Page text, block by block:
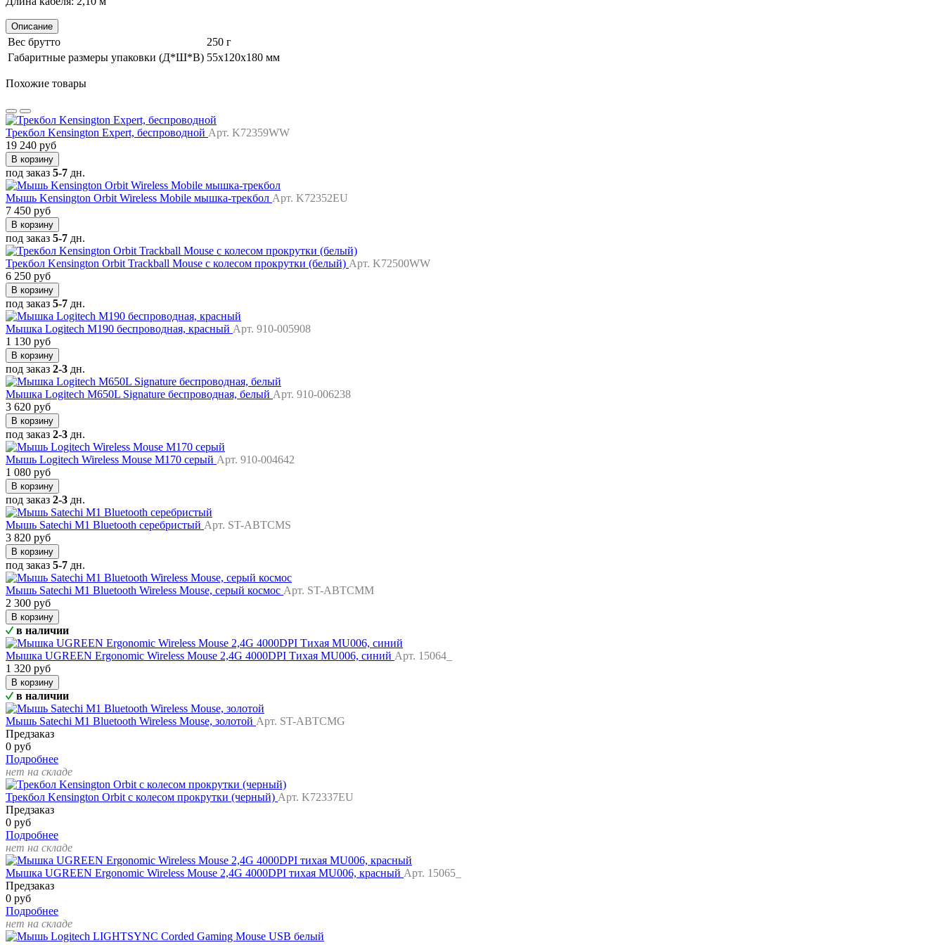
Описание
Вес брутто
250 г
Габаритные размеры упаковки (Д*Ш*В) 55х120х180 мм
Похожие товары
Трекбол Kensington Expert, беспроводной Арт. K72359WW
19 240 руб
В корзину
под заказ 5-7 дн.
Мышь Kensington Orbit Wireless Mobile мышка-трекбол Арт. K72352EU
7 450 руб
В корзину
под заказ 5-7 дн.
Трекбол Kensington Orbit Trackball Mouse с колесом прокрутки (белый) Арт. K72500WW
6 250 руб
В корзину
под заказ 5-7 дн.
Мышка Logitech M190 беспроводная, красный Арт. 910-005908
1 130 руб
В корзину
под заказ 2-3 дн.
Мышка Logitech M650L Signature беспроводная, белый Арт. 910-006238
3 620 руб
В корзину
под заказ 2-3 дн.
Мышь Logitech Wireless Mouse M170 серый Арт. 910-004642
1 080 руб
В корзину
под заказ 2-3 дн.
Мышь Satechi M1 Bluetooth серебристый Арт. ST-ABTCMS
3 820 руб
В корзину
под заказ 5-7 дн.
Мышь Satechi M1 Bluetooth Wireless Mouse, серый космос Арт. ST-ABTCMM
2 300 руб
В корзину
в наличии
Мышка UGREEN Ergonomic Wireless Mouse 2,4G 4000DPI Тихая MU006, синий Арт. 15064_
1 320 руб
В корзину
в наличии
Мышь Satechi M1 Bluetooth Wireless Mouse, золотой Арт. ST-ABTCMG
Предзаказ
0 руб
Подробнее
нет на складе
Трекбол Kensington Orbit с колесом прокрутки (черный) Арт. K72337EU
Предзаказ
0 руб
Подробнее
нет на складе
Мышка UGREEN Ergonomic Wireless Mouse 2,4G 4000DPI тихая MU006, красный Арт. 15065_
Предзаказ
0 руб
Подробнее
нет на складе